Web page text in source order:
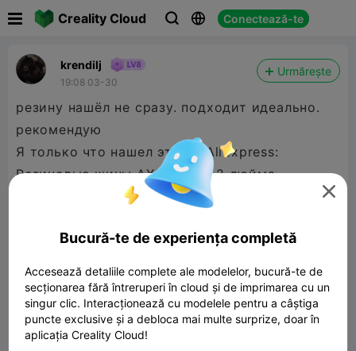
Creality Cloud   Conectează-te
krendilj
19:08 03-30
Urmărește
резину нашёл не сразу. подходит идеально.
рекомендую
Я только что нашел это на AliExpress:
Резиновые шины AXSPEED 2,2 дюйма,
Стандартные шины для 1/10 AXIAL Wraith TRX4
гусеничных машин
https://a.aliexpress.com/_Ew4jYt6

Bucură-te de experiența completă
Accesează detaliile complete ale modelelor, bucură-te de
secționarea fără întreruperi în cloud și de imprimarea cu un
singur clic. Interacționează cu modelele pentru a câștiga
puncte exclusive și a debloca mai multe surprize, doar în
aplicația Creality Cloud!